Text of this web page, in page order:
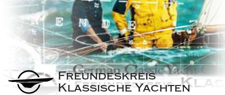
Freundeskreis
Klassische Yachten